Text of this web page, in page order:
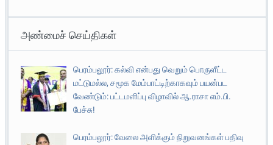
அண்மைச் செய்திகள்
பெரம்பலூர்: கல்வி என்பது வெறும் பொருளீட்ட
மட்டுமல்ல, சமூக மேம்பாட்டிற்காகவும் பயன்பட
வேண்டும்: பட்டமளிப்பு விழாவில் ஆ.ராசா எம்.பி.
பேச்சு!
பெரம்பலூர்: வேலை அளிக்கும் நிறுவனங்கள் பதிவு